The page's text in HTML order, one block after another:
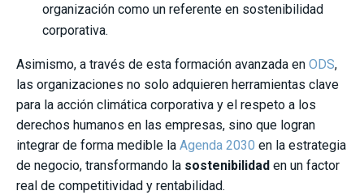
organización como un referente en sostenibilidad
corporativa.
Asimismo, a través de esta formación avanzada en ODS,
las organizaciones no solo adquieren herramientas clave
para la acción climática corporativa y el respeto a los
derechos humanos en las empresas, sino que logran
integrar de forma medible la Agenda 2030 en la estrategia
de negocio, transformando la sostenibilidad en un factor
real de competitividad y rentabilidad.